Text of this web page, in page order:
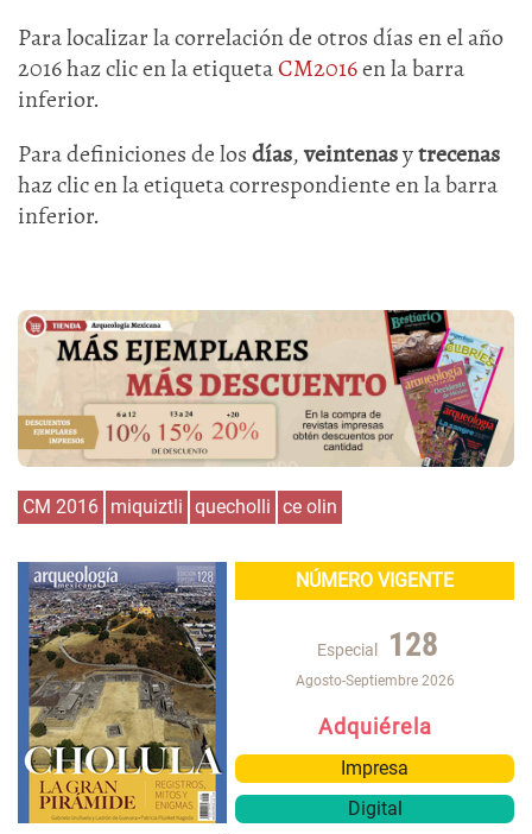
Para localizar la correlación de otros días en el año
2016 haz clic en la etiquetaCM2016en la barra
inferior.
Para definiciones de losdías,veintenasytrecenas
haz clic en la etiqueta correspondiente en la barra
inferior.
CM 2016 miquiztli quecholli ce olin
NÚMERO VIGENTE
Especial 128
Agosto-Septiembre 2026
Adquiérela
Impresa
Digital